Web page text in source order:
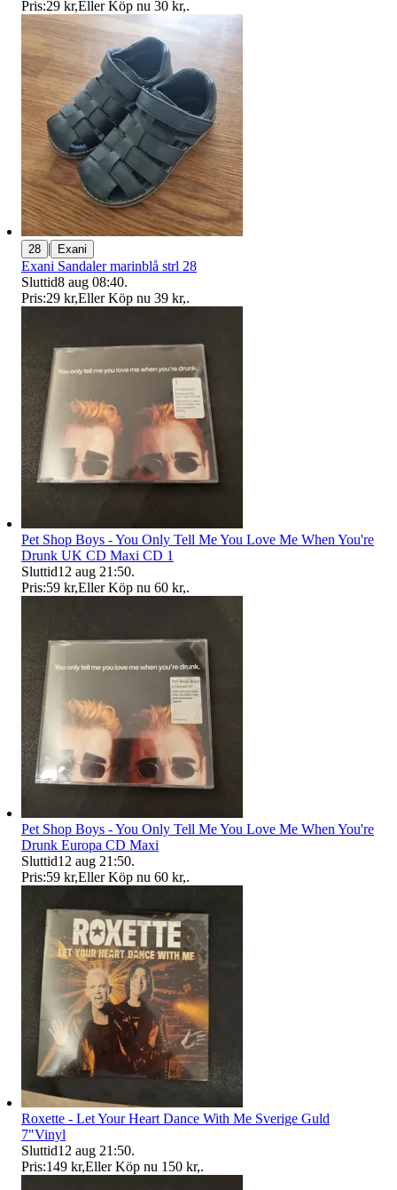
Pris:29 kr,Eller Köp nu 30 kr,.
28 | Exani
Exani Sandaler marinblå strl 28
Sluttid8 aug 08:40.
Pris:29 kr,Eller Köp nu 39 kr,.
Pet Shop Boys - You Only Tell Me You Love Me When You're
Drunk UK CD Maxi CD 1
Sluttid12 aug 21:50.
Pris:59 kr,Eller Köp nu 60 kr,.
Pet Shop Boys - You Only Tell Me You Love Me When You're
Drunk Europa CD Maxi
Sluttid12 aug 21:50.
Pris:59 kr,Eller Köp nu 60 kr,.
Roxette - Let Your Heart Dance With Me Sverige Guld
7"Vinyl
Sluttid12 aug 21:50.
Pris:149 kr,Eller Köp nu 150 kr,.